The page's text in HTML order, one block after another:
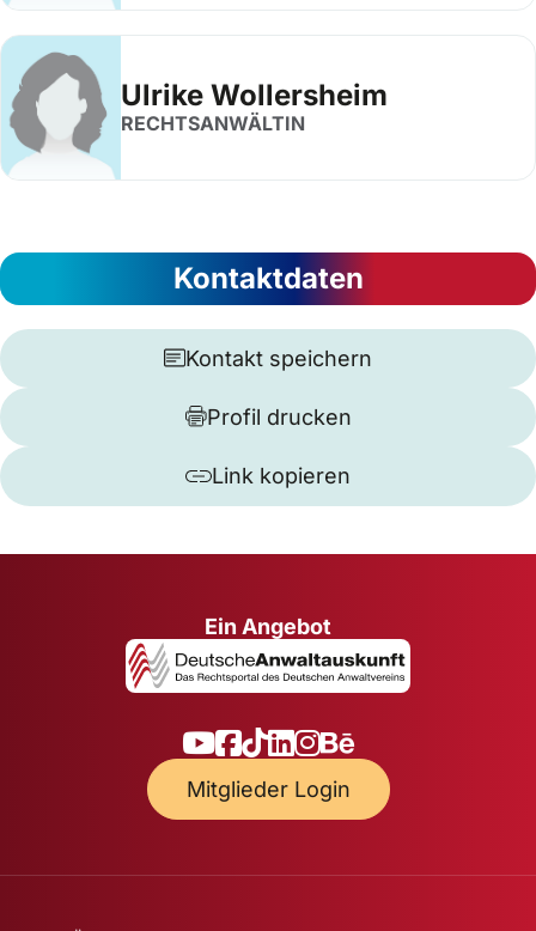
Ulrike Wollersheim
RECHTSANWÄLTIN
Kontaktdaten
Kontakt speichern
Profil drucken
Link kopieren
Ein Angebot
Mitglieder Login